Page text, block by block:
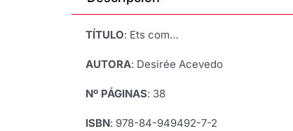
TÍTULO: Ets com…
AUTORA: Desirée Acevedo
Nº PÁGINAS: 38
ISBN: 978-84-949492-7-2